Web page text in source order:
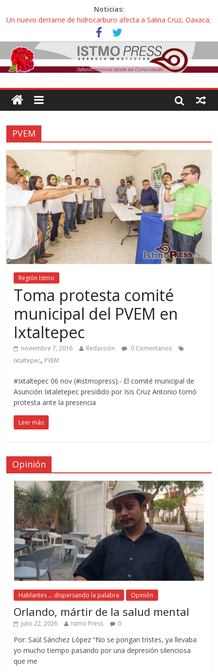
Noticias:
Un nuevo derrame de hidrocarburo afecta a Salina Cruz, Oaxaca;
ahora pescadores de Salinas del Marqués denuncian daños de
Pemex
Ángel, el joven autista expulsado por la Universidad Bienestar de
Ixtepec, Oaxaca vuelve a las aulas tras amparo
Familiares de periodista Alejandro Leyva se reúnen con titular de
intelectuales de su asesinato
Alertan pescadores de Juchitán, Oaxaca de nuevo despojo de su
Pescadores y comuneros ikoots detienen la extracción ilegal de
material pétreo de gravera Oyamel
PVEM
Región Istmo
Toma protesta comité
municipal del PVEM en
Ixtaltepec
noviembre 7, 2016 Redacción
0 Comentarios
Ixtaltepec, PVEM
#Ixtaltepec 06 nov (#istmopress).- El comité municipal de
Asunción Ixtaletepec presidido por Isis Cruz Antonio tomó
protesta ante la presencia
Leer más
Opinión
Hablantes ... dispersando la palabra Opinión
Orlando, mártir de la salud mental
julio 22, 2026 Istmo Press 0
Por: Saúl Sánchez López “No se pongan tristes, ya llevaba
yo mucho tiempo pasando por una depresión silenciosa
que me